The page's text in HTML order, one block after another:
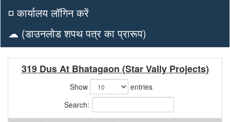
¤ कार्यालय लॉगिन करें
☁ (डाउनलोड शपथ पत्र का प्रारूप)
319 Dus At Bhatagaon (Star Vally Projects)
Show
entries
Search: